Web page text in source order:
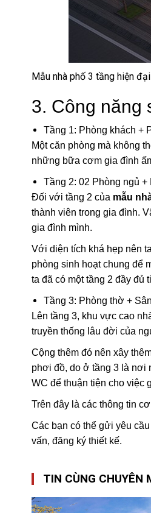
Mẫu nhà phố 3 tầng hiện
3. Công năng
Tầng 1: Phòng khách +
Một căn phòng mà không
những bữa cơm gia đình
Tầng 2: 02 Phòng ngủ
Đối với tầng 2 của mẫu
thành viên trong gia đình.
gia đình mình.
Với diện tích khá hẹp nên
phòng sinh hoạt chung để
ta đã có một tầng 2 đầy đủ
Tầng 3: Phòng thờ +
Lên tầng 3, khu vực cao
truyền thống lâu đời của
Cộng thêm đó nên xây
phơi đồ, do ở tầng 3 là nơi
WC để thuận tiện cho việc
Trên đây là các thông tin
Các bạn có thể gửi yêu
vấn, đăng ký thiết kế.
TIN CÙNG CHUYÊN